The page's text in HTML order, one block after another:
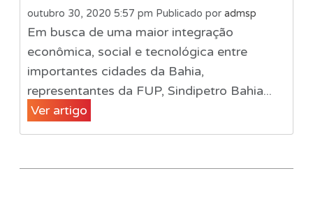
outubro 30, 2020 5:57 pm Publicado por admsp
Em busca de uma maior integração
econômica, social e tecnológica entre
importantes cidades da Bahia,
representantes da FUP, Sindipetro Bahia...
Ver artigo